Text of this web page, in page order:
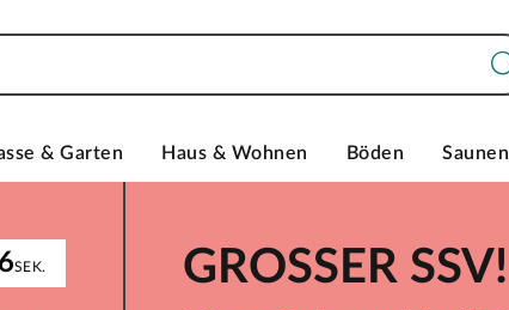
& Garten Haus & Wohnen Böden Saunen
SEK. GROSSER SSV!